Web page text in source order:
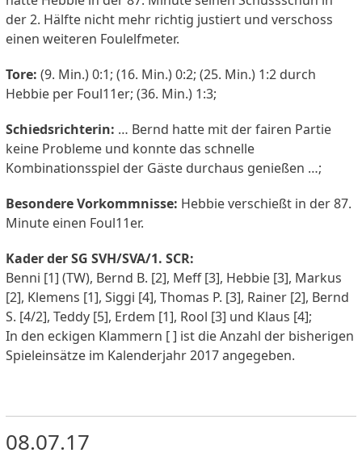
der 2. Hälfte nicht mehr richtig justiert und verschoss
einen weiteren Foulelfmeter.
Tore: (9. Min.) 0:1; (16. Min.) 0:2; (25. Min.) 1:2 durch
Hebbie per Foul11er; (36. Min.) 1:3;
Schiedsrichterin: … Bernd hatte mit der fairen Partie
keine Probleme und konnte das schnelle
Kombinationsspiel der Gäste durchaus genießen …;
Besondere Vorkommnisse: Hebbie verschießt in der 87.
Minute einen Foul11er.
Kader der SG SVH/SVA/1. SCR:
Benni [1] (TW), Bernd B. [2], Meff [3], Hebbie [3], Markus
[2], Klemens [1], Siggi [4], Thomas P. [3], Rainer [2], Bernd
S. [4/2], Teddy [5], Erdem [1], Rool [3] und Klaus [4];
In den eckigen Klammern [ ] ist die Anzahl der bisherigen
Spieleinsätze im Kalenderjahr 2017 angegeben.
08.07.17